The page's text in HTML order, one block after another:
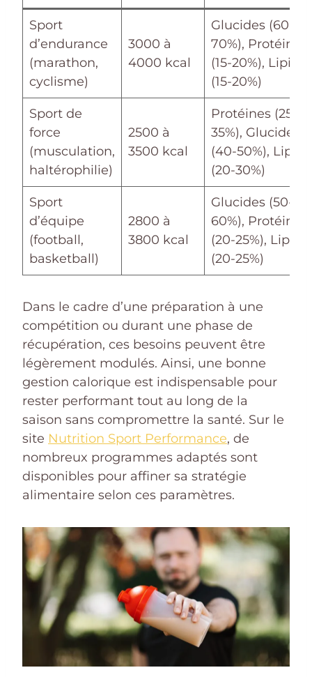
Sport
d’endurance
(marathon,
cyclisme)
3000 à
4000 kcal
Glucides (60-
70%), Protéines
(15-20%),
(15-20%)
Sport de
force
(musculation,
haltérophilie)
2500 à
3500 kcal
Protéines (25-
35%), Glucides
(40-50%),
(20-30%)
Sport
d’équipe
(football,
basketball)
2800 à
3800 kcal
Glucides (50-
60%), Protéines
(20-25%),
(20-25%)
Dans le cadre d’une préparation à une
compétition ou durant une phase de
récupération, ces besoins peuvent être
légèrement modulés. Ainsi, une bonne
gestion calorique est indispensable pour
rester performant tout au long de la
saison sans compromettre la santé. Sur le
site Nutrition Sport Performance, de
nombreux programmes adaptés sont
disponibles pour affiner sa stratégie
alimentaire selon ces paramètres.